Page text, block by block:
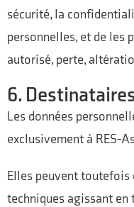
sécurité, la
personnelles, et de les
autorisé, perte,
6.
Les données
exclusivement à RES-
Elles peuvent
techniques agissant